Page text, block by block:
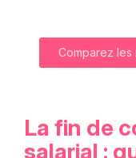
Comparez
La fin de
salarial :